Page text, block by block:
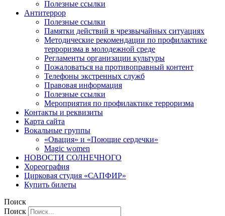
Полезные ссылки
Антитеррор
Полезные ссылки
Памятки действий в чрезвычайных ситуациях
Методические рекомендации по профилактике
терроризма в молодежной среде
Регламенты организации культуры
Пожаловаться на противоправный контент
Телефоны экстренных служб
Правовая информация
Полезные ссылки
Мероприятия по профилактике терроризма
Контакты и реквизиты
Карта сайта
Вокальные группы
«Овация» и «Поющие сердечки»
Magic women
НОВОСТИ СОЛНЕЧНОГО
Хореография
Цирковая студия «САПФИР»
Купить билеты
Поиск
Поиск